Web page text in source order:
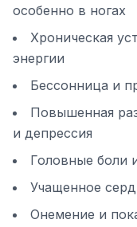
особенно в ногах
Хроническая
энергии
Бессонница и
Повышенная
и депрессия
Головные боли
Учащенное
Онемение и